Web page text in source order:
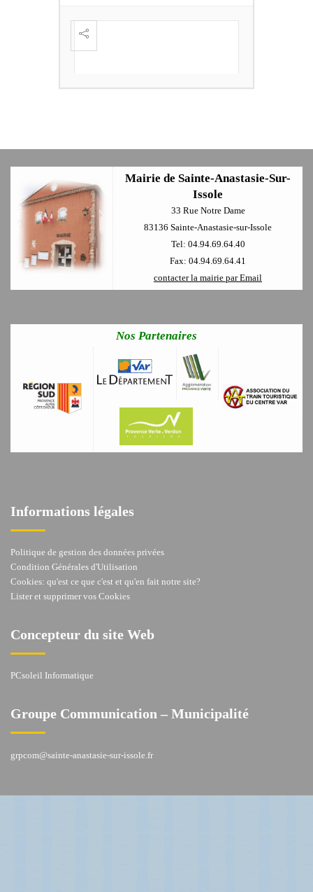
Mairie de Sainte-Anastasie-Sur-
Issole
33 Rue Notre Dame
83136 Sainte-Anastasie-sur-Issole
Tel: 04.94.69.64.40
Fax: 04.94.69.64.41
contacter la mairie par Email
Nos Partenaires
Informations légales
Politique de gestion des données privées
Condition Générales d'Utilisation
Cookies: qu'est ce que c'est et qu'en fait notre site?
Lister et supprimer vos Cookies
Concepteur du site Web
PCsoleil Informatique
Groupe Communication – Municipalité
grpcom@sainte-anastasie-sur-issole.fr